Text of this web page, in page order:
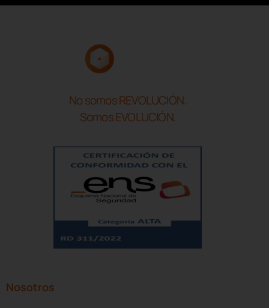
No somos REVOLUCIÓN.
Somos EVOLUCIÓN.
Nosotros